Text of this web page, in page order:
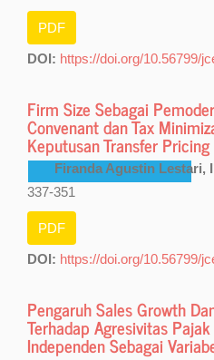
PDF
DOI: https://doi.org/10.56799/
Firm Size Sebagai
Convenant dan Tax
Keputusan Transfer Pricing
Firanda Agustin Lestari,
337-351
PDF
DOI: https://doi.org/10.56799/
Pengaruh Sales Growth
Terhadap Agresivitas
Independen Sebagai